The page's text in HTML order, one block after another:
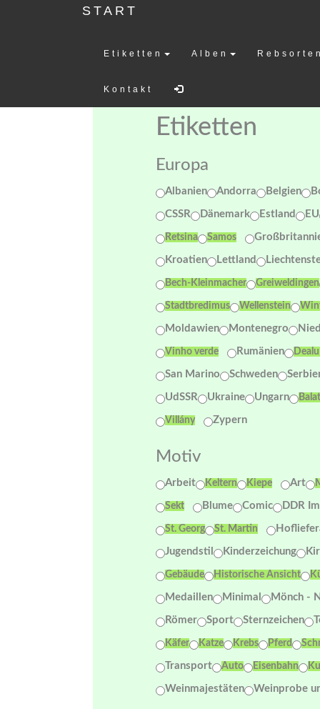
START
Etiketten Alben
Kontakt
Etiketten
Europa
Albanien Andorra Belgien
CSSR Dänemark Estland EU
Retsina Samos
Kroatien Lettland
Bech-Kleinmacher Greiweldingen
Stadtbredimus Wellenstein
Moldawien Montenegro
Vinho verde Rumänien
San Marino Schweden
UdSSR Ukraine Ungarn
Villány Zypern
Motiv
Arbeit Keltern Kiepe Art
Sekt Blume Comic DDR
St. Georg St. Martin
Jugendstil Kinderzeichung
Gebäude Historische Ansicht
Medaillen Minimal Mönch -
Römer Sport Sternzeichen
Käfer Katze Krebs Pferd
Transport Auto Eisenbahn
Weinmajestäten Weinprobe